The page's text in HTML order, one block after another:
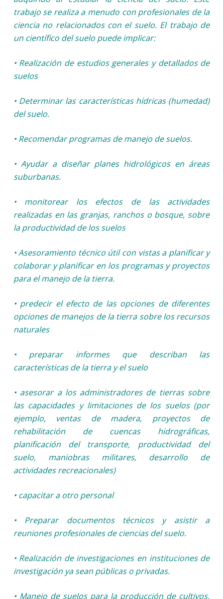
trabajo se realiza a menudo con profesionales de la
ciencia no relacionados con el suelo. El trabajo de
un científico del suelo puede implicar:
• Realización de estudios generales y detallados de
suelos
• Determinar las características hídricas (humedad)
del suelo.
• Recomendar programas de manejo de suelos.
• Ayudar a diseñar planes hidrológicos en áreas
suburbanas.
• monitorear los efectos de las actividades
realizadas en las granjas, ranchos o bosque, sobre
la productividad de los suelos
• Asesoramiento técnico útil con vistas a planificar y
colaborar y planificar en los programas y proyectos
para el manejo de la tierra.
• predecir el efecto de las opciones de diferentes
opciones de manejos de la tierra sobre los recursos
naturales
• preparar informes que describan las
características de la tierra y el suelo
• asesorar a los administradores de tierras sobre
las capacidades y limitaciones de los suelos (por
ejemplo, ventas de madera, proyectos de
rehabilitación de cuencas hidrográficas,
planificación del transporte, productividad del
suelo, maniobras militares, desarrollo de
actividades recreacionales)
• capacitar a otro personal
• Preparar documentos técnicos y asistir a
reuniones profesionales de ciencias del suelo.
• Realización de investigaciones en instituciones de
investigación ya sean públicas o privadas.
• Manejo de suelos para la producción de cultivos,